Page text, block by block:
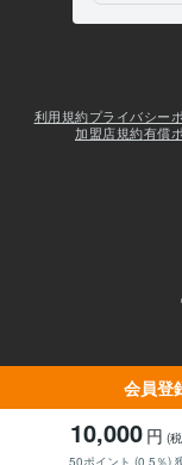
会員登
10,000 円 (
50ポイント (0.5％)